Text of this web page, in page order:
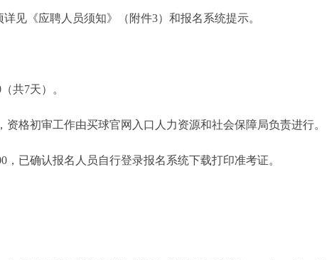
见《应聘人员须知》（附件3）和报名系统提示。
共7天）。
格初审工作由买球官网入口人力资源和社会保障局负责进行。
，已确认报名人员自行登录报名系统下载打印准考证。